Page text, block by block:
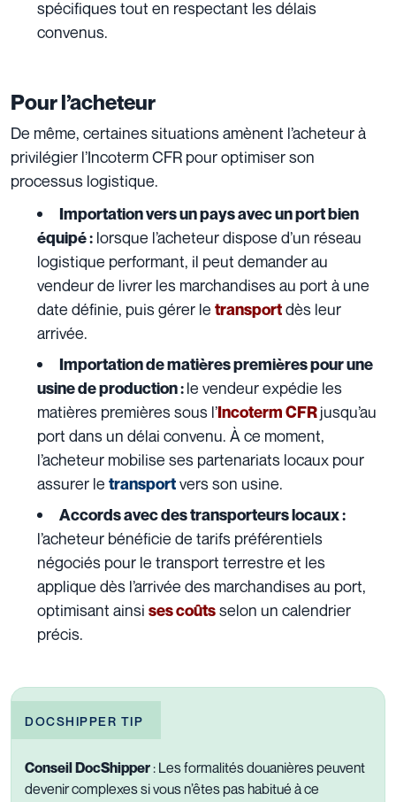
spécifiques tout en respectant les délais
convenus.
Pour l’acheteur
De même, certaines situations amènent l’acheteur à
privilégier l’Incoterm CFR pour optimiser son
processus logistique.
Importation vers un pays avec un port bien
équipé : lorsque l’acheteur dispose d’un réseau
logistique performant, il peut demander au
vendeur de livrer les marchandises au port à une
date définie, puis gérer le transportdès leur
arrivée.
Importation de matières premières pour une
usine de production :le vendeur expédie les
matières premières sous l’Incoterm CFRjusqu’au
port dans un délai convenu. À ce moment,
l’acheteur mobilise ses partenariats locaux pour
assurer le transportvers son usine.
Accords avec des transporteurs locaux :
l’acheteur bénéficie de tarifs préférentiels
négociés pour le transport terrestre et les
applique dès l’arrivée des marchandises au port,
optimisant ainsi ses coûtsselon un calendrier
précis.
DOCSHIPPER TIP
Conseil DocShipper : Les formalités douanières peuvent
devenir complexes si vous n’êtes pas habitué à ce